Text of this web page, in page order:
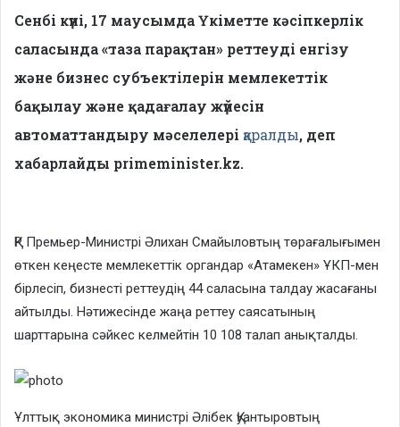
Сенбі күні, 17 маусымда Үкіметте кәсіпкерлік
саласында «таза парақтан» реттеуді енгізу
және бизнес субъектілерін мемлекеттік
бақылау және қадағалау жүйесін
автоматтандыру мәселелері қаралды, деп
хабарлайды primeminister.kz.
ҚР Премьер-Министрі Әлихан Смайыловтың төрағалығымен
өткен кеңесте мемлекеттік органдар «Атамекен» ҰКП-мен
бірлесіп, бизнесті реттеудің 44 саласына талдау жасағаны
айтылды. Нәтижесінде жаңа реттеу саясатының
шарттарына сәйкес келмейтін 10 108 талап анықталды.
Ұлттық экономика министрі Әлібек Қуантыровтың